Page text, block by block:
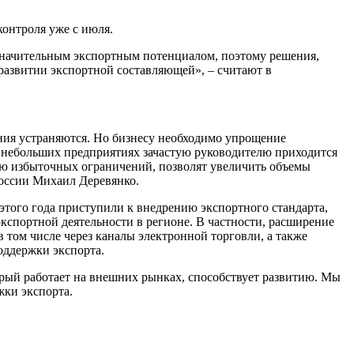
уже с июля.
экспортным потенциалом, поэтому решения,
экспортной составляющей», – считают в
устраняются. Но бизнесу необходимо упрощение
предприятиях зачастую руководителю приходится
избыточных ограничений, позволят увеличить объемы
Михаил Деревянко.
года приступили к внедрению экспортного стандарта,
деятельности в регионе. В частности, расширение
числе через каналы электронной торговли, а также
экспорта.
работает на внешних рынках, способствует развитию. Мы
экспорта.